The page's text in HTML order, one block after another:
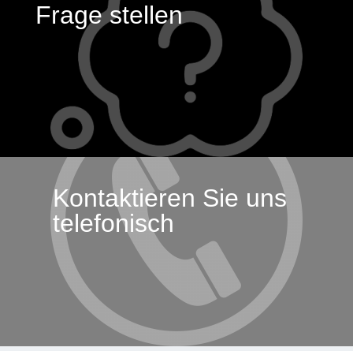
Frage stellen
Kontaktieren Sie uns
telefonisch